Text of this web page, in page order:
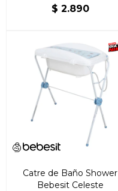
color negro
$ 2.890
Catre de Baño Shower
Bebesit Celeste